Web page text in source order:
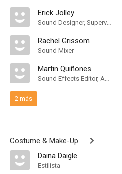
Erick Jolley
Sound Designer, Supervising Sound Editor, Mezclador de Re-Grabación de Sonido
Rachel Grissom
Sound Mixer
Martin Quiñones
Sound Effects Editor, ADR & Dubbing, Foley Editor
2 más
Costume & Make-Up
Daina Daigle
Estilista